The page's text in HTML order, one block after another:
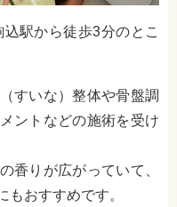
込駅から徒歩3分のとこ
すいな）整体や骨盤調
ントなどの施術を受け
香りが広がっていて、
おすすめです。